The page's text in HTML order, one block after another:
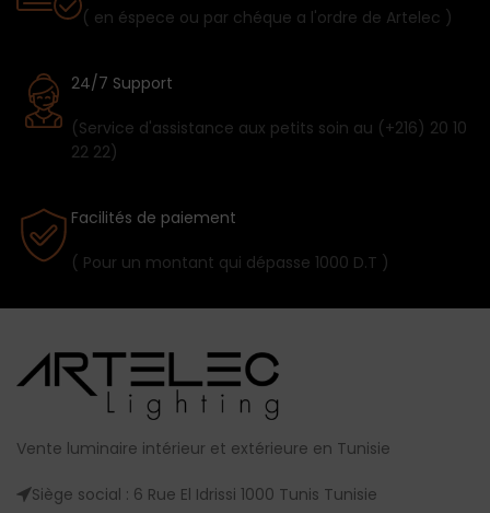
( en éspece ou par chéque a l'ordre de Artelec )
24/7 Support
(Service d'assistance aux petits soin au (+216) 20 10
22 22)
Facilités de paiement
( Pour un montant qui dépasse 1000 D.T )
Vente luminaire intérieur et extérieure en Tunisie
Siège social : 6 Rue El Idrissi 1000 Tunis Tunisie